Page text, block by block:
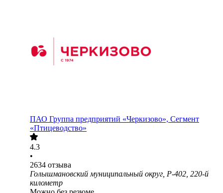
ПАО Группа предприятий «Черкизово», Сегмент
«Птицеводство»
4.3
•
2634 отзыва
Голышмановский муниципальный округ, Р-402, 220-й
километр